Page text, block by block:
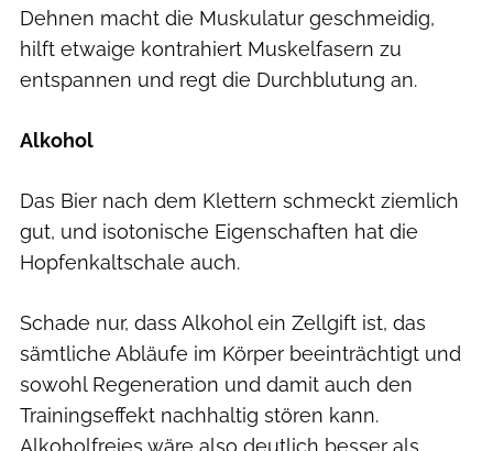
Dehnen macht die Muskulatur geschmeidig,
hilft etwaige kontrahiert Muskelfasern zu
entspannen und regt die Durchblutung an.
Alkohol
Das Bier nach dem Klettern schmeckt ziemlich
gut, und isotonische Eigenschaften hat die
Hopfenkaltschale auch.
Schade nur, dass Alkohol ein Zellgift ist, das
sämtliche Abläufe im Körper beeinträchtigt und
sowohl Regeneration und damit auch den
Trainingseffekt nachhaltig stören kann.
Alkoholfreies wäre also deutlich besser als